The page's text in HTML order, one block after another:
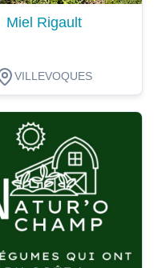
Miel Rigault
VILLEVOQUES